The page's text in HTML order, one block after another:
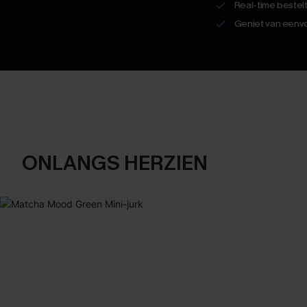
Real-time
Geniet van
ONLANGS HERZIEN